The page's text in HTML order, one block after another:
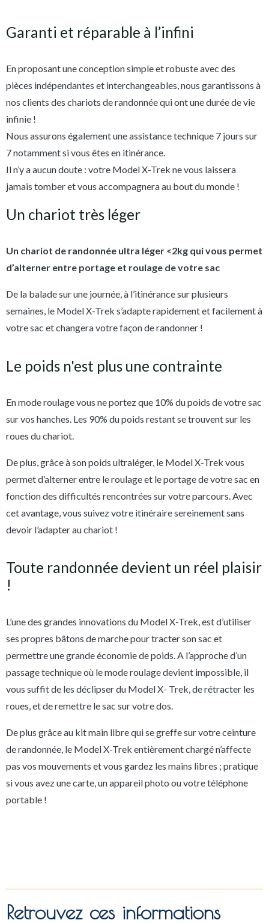
Garanti et réparable à l’infini
En proposant une conception simple et robuste avec des
pièces indépendantes et interchangeables, nous garantissons à
nos clients des chariots de randonnée qui ont une durée de vie
infinie !
Nous assurons également une assistance technique 7 jours sur
7 notamment si vous êtes en itinérance.
Il n’y a aucun doute : votre Model X-Trek ne vous laissera
jamais tomber et vous accompagnera au bout du monde !
Un chariot très léger
Un chariot de randonnée ultra léger <2kg qui vous permet
d’alterner entre portage et roulage de votre sac
De la balade sur une journée, à l’itinérance sur plusieurs
semaines, le Model X-Trek s’adapte rapidement et facilement à
votre sac et changera votre façon de randonner !
Le poids n'est plus une contrainte
En mode roulage vous ne portez que 10% du poids de votre sac
sur vos hanches. Les 90% du poids restant se trouvent sur les
roues du chariot.
De plus, grâce à son poids ultraléger, le Model X-Trek vous
permet d’alterner entre le roulage et le portage de votre sac en
fonction des difficultés rencontrées sur votre parcours. Avec
cet avantage, vous suivez votre itinéraire sereinement sans
devoir l’adapter au chariot !
Toute randonnée devient un réel plaisir
!
L’une des grandes innovations du Model X-Trek, est d’utiliser
ses propres bâtons de marche pour tracter son sac et
permettre une grande économie de poids. A l’approche d’un
passage technique où le mode roulage devient impossible, il
vous suffit de les déclipser du Model X- Trek, de rétracter les
roues, et de remettre le sac sur votre dos.
De plus grâce au kit main libre qui se greffe sur votre ceinture
de randonnée, le Model X-Trek entièrement chargé n’affecte
pas vos mouvements et vous gardez les mains libres ; pratique
si vous avez une carte, un appareil photo ou votre téléphone
portable !
Retrouvez ces informations